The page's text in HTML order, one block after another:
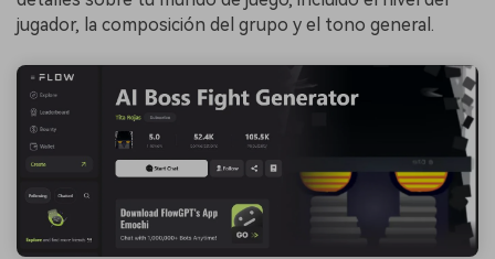
jugador, la composición del grupo y el tono general.